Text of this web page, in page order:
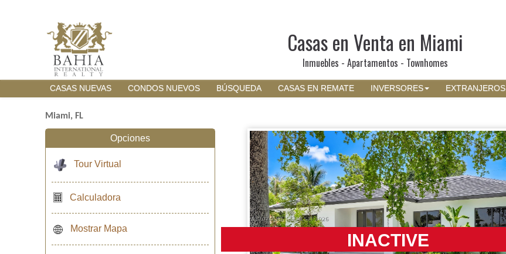
Casas en Venta en Miami
Inmuebles - Apartamentos - Townhomes
CASAS NUEVAS CONDOS NUEVOS BÚSQUEDA CASAS EN REMATE INVERSORES EXTRANJEROS
Miami, FL
INACTIVE
Opciones
Tour Virtual
Calculadora
Mostrar Mapa